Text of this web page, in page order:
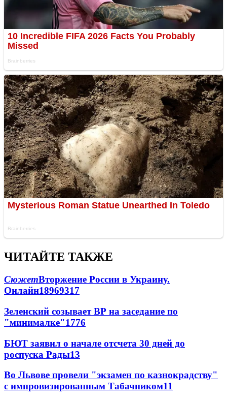
ЧИТАЙТЕ ТАКЖЕ
СюжетВторжение России в Украину.
Онлайн18969317
Зеленский созывает ВР на заседание по
"минималке"1776
БЮТ заявил о начале отсчета 30 дней до
роспуска Рады13
Во Львове провели "экзамен по казнокрадству"
с импровизированным Табачником11